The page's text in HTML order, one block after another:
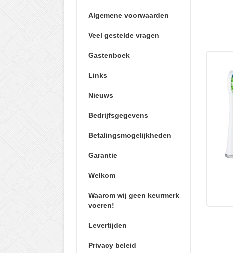
Algemene voorwaarden
Veel gestelde vragen
Gastenboek
Links
Nieuws
Bedrijfsgegevens
Betalingsmogelijkheden
Garantie
Welkom
Waarom wij geen keurmerk
voeren!
Levertijden
Privacy beleid